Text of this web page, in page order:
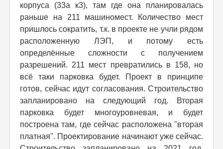
корпуса (33а к3), там где она планировалась
раньше на 211 машиномест. Количество мест
пришлось сократить, т.к. в проекте не учли рядом
расположенную ЛЭП, и потому есть
определённые сложности с получением
разрешений. 211 мест превратились в 158, но
всё таки парковка будет. Проект в принципе
готов, сейчас идут согласования. Строительство
запланировано на следующий год. Вторая
парковка будет многоуровневая, и будет
построена там, где сейчас расположена "вторая
платная". Проектирование начинают уже сейчас.